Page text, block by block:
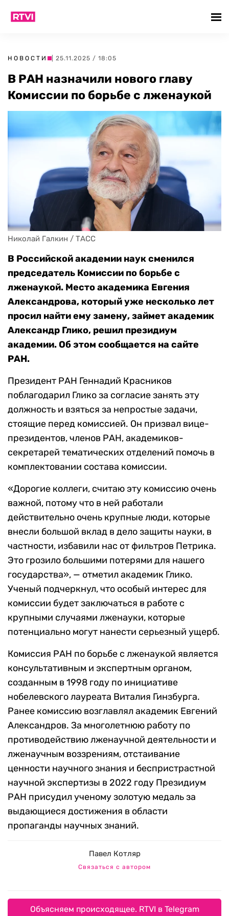
НОВОСТИ | 25.11.2025 / 18:05
В РАН назначили нового главу
Комиссии по борьбе с лженаукой
Николай Галкин / ТАСС
В Российской академии наук сменился
председатель Комиссии по борьбе с
лженаукой. Место академика Евгения
Александрова, который уже несколько лет
просил найти ему замену, займет академик
Александр Глико, решил президиум
академии. Об этом сообщается на сайте
РАН.
Президент РАН Геннадий Красников
поблагодарил Глико за согласие занять эту
должность и взяться за непростые задачи,
стоящие перед комиссией. Он призвал вице-
президентов, членов РАН, академиков-
секретарей тематических отделений помочь в
комплектовании состава комиссии.
«Дорогие коллеги, считаю эту комиссию очень
важной, потому что в ней работали
действительно очень крупные люди, которые
внесли большой вклад в дело защиты науки, в
частности, избавили нас от фильтров Петрика.
Это грозило большими потерями для нашего
государства», — отметил академик Глико.
Ученый подчеркнул, что особый интерес для
комиссии будет заключаться в работе с
крупными случаями лженауки, которые
потенциально могут нанести серьезный ущерб.
Комиссия РАН по борьбе с лженаукой является
консультативным и экспертным органом,
созданным в 1998 году по инициативе
нобелевского лауреата Виталия Гинзбурга.
Ранее комиссию возглавлял академик Евгений
Александров. За многолетнюю работу по
противодействию лженаучной деятельности и
лженаучным воззрениям, отстаивание
ценности научного знания и беспристрастной
научной экспертизы в 2022 году Президиум
РАН присудил ученому золотую медаль за
выдающиеся достижения в области
пропаганды научных знаний.
Павел Котляр
Связаться с автором
Объясняем происходящее. RTVI в Telegram